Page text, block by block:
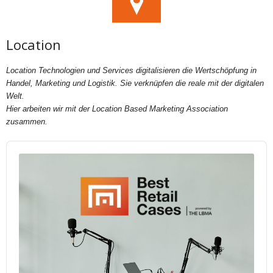
Location
Location Technologien und Services digitalisieren die Wertschöpfung in
Handel, Marketing und Logistik. Sie verknüpfen die reale mit der digitalen
Welt.
Hier arbeiten wir mit der Location Based Marketing Association
zusammen.
Audio
Player